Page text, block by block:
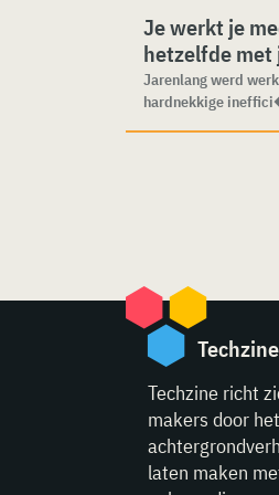
Je werkt je
hetzelfde met
Jarenlang werd
hardnekkige
Techzine richt
makers door
laten maken